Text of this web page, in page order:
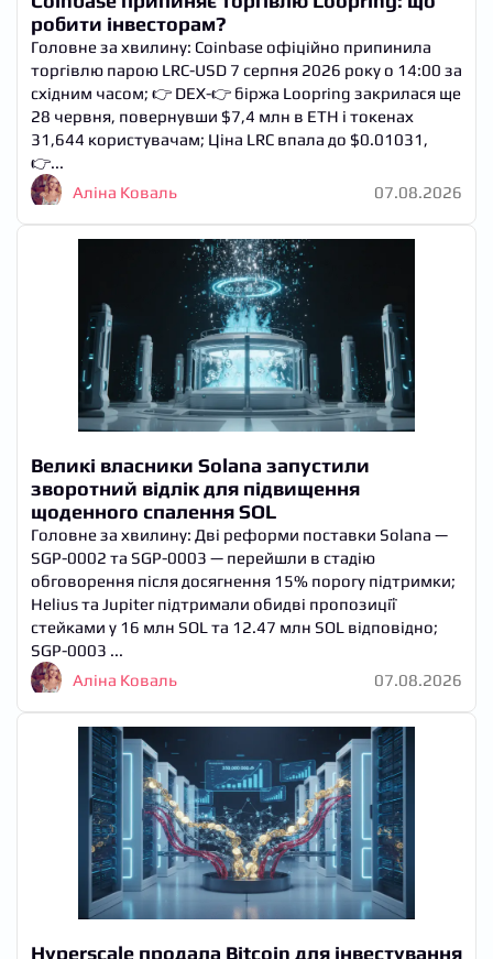
робити інвесторам?
Головне за хвилину: Coinbase офіційно припинила
торгівлю парою LRC-USD 7 серпня 2026 року о 14:00 за
східним часом; 👉 DEX-👉 біржа Loopring закрилася ще
28 червня, повернувши $7,4 млн в ETH і токенах
31,644 користувачам; Ціна LRC впала до $0.01031,
👉...
Аліна Коваль
07.08.2026
Великі власники Solana запустили
зворотний відлік для підвищення
щоденного спалення SOL
Головне за хвилину: Дві реформи поставки Solana —
SGP-0002 та SGP-0003 — перейшли в стадію
обговорення після досягнення 15% порогу підтримки;
Helius та Jupiter підтримали обидві пропозиції
стейками у 16 млн SOL та 12.47 млн SOL відповідно;
SGP-0003 ...
Аліна Коваль
07.08.2026
Hyperscale продала Bitcoin для інвестування